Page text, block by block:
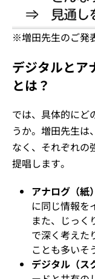
※増田先生のご発
デジタルとア
とは？
では、具体的にど
うか。増田先生は
なく、それぞれの
提唱します。
アナログ（紙
に同じ情報を
また、じっく
で深く考えた
ことも多いそ
デジタル（ス